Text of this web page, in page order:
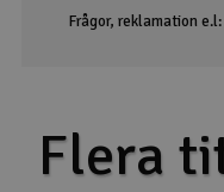
Frågor, reklamation e.l:
Flera